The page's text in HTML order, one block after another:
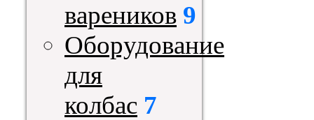
вареников 9
Оборудование
для
колбас 7